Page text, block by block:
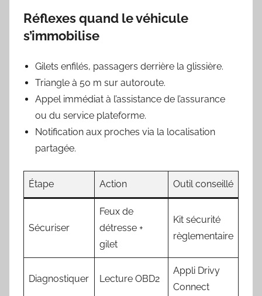
Réflexes quand le véhicule
s’immobilise
Gilets enfilés, passagers derrière la glissière.
Triangle à 50 m sur autoroute.
Appel immédiat à l’assistance de l’assurance
ou du service plateforme.
Notification aux proches via la localisation
partagée.
Étape Action Outil conseillé
Sécuriser
Feux de
détresse +
gilet
Kit sécurité
règlementaire
Diagnostiquer Lecture OBD2
Appli Drivy
Connect